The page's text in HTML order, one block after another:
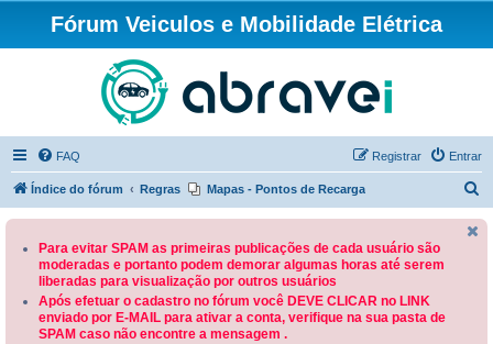
Fórum Veiculos e Mobilidade Elétrica
FAQ Entrar
Registrar
Índice do fórum Regras Mapas - Pontos de Recarga
Para evitar SPAM as primeiras publicações de cada usuário são
moderadas e portanto podem demorar algumas horas até serem
liberadas para visualização por outros usuários
Após efetuar o cadastro no fórum você DEVE CLICAR no LINK
enviado por E-MAIL para ativar a conta, verifique na sua pasta de
SPAM caso não encontre a mensagem .